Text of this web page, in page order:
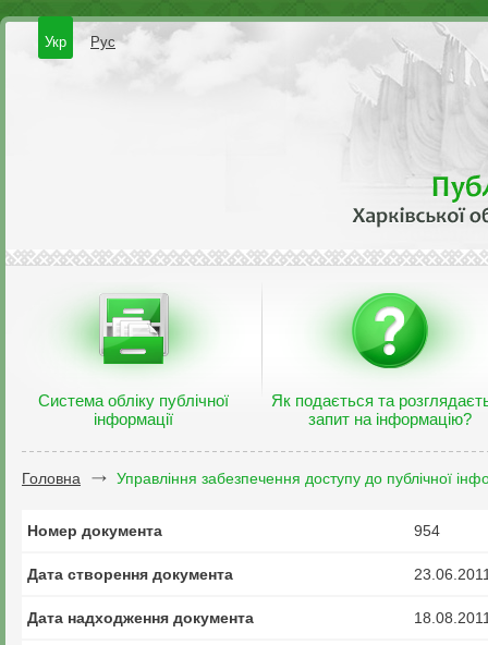
Укр Рус
Система обліку публічної
інформації
Як подається та
запит на інформацію?
Головна Управління забезпечення доступу до публічної
Номер документа 954
Дата створення документа
Дата надходження документа